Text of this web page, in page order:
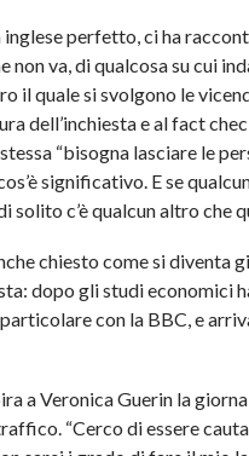
inglese perfetto, ci ha
non va, di qualcosa su cui
il quale si svolgono le
dell’inchiesta e al fact
“bisogna lasciare le
significativo. E se
solito c’è qualcun altro che
chiesto come si diventa
dopo gli studi economici
con la BBC, e
a Veronica Guerin la
“Cerco di essere